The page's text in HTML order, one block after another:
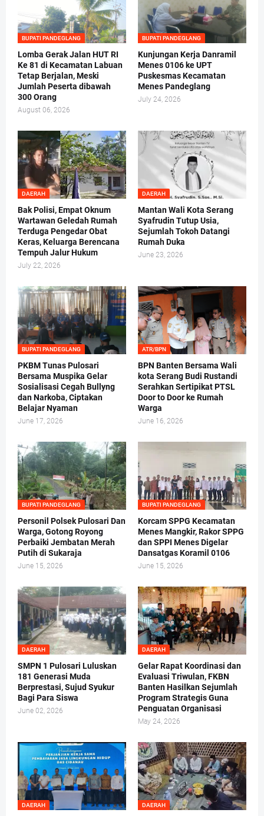
BUPATI PANDEGLANG
Lomba Gerak Jalan HUT RI
Ke 81 di Kecamatan Labuan
Tetap Berjalan, Meski
Jumlah Peserta dibawah
300 Orang
August 06, 2026
BUPATI PANDEGLANG
Kunjungan Kerja Danramil
Menes 0106 ke UPT
Puskesmas Kecamatan
Menes Pandeglang
July 24, 2026
DAERAH
Bak Polisi, Empat Oknum
Wartawan Geledah Rumah
Terduga Pengedar Obat
Keras, Keluarga Berencana
Tempuh Jalur Hukum
July 22, 2026
DAERAH
Mantan Wali Kota Serang
Syafrudin Tutup Usia,
Sejumlah Tokoh Datangi
Rumah Duka
June 23, 2026
BUPATI PANDEGLANG
PKBM Tunas Pulosari
Bersama Muspika Gelar
Sosialisasi Cegah Bullyng
dan Narkoba, Ciptakan
Belajar Nyaman
June 17, 2026
ATR/BPN
BPN Banten Bersama Wali
kota Serang Budi Rustandi
Serahkan Sertipikat PTSL
Door to Door ke Rumah
Warga
June 16, 2026
BUPATI PANDEGLANG
Personil Polsek Pulosari Dan
Warga, Gotong Royong
Perbaiki Jembatan Merah
Putih di Sukaraja
June 15, 2026
BUPATI PANDEGLANG
Korcam SPPG Kecamatan
Menes Mangkir, Rakor SPPG
dan SPPI Menes Digelar
Dansatgas Koramil 0106
June 15, 2026
DAERAH
SMPN 1 Pulosari Luluskan
181 Generasi Muda
Berprestasi, Sujud Syukur
Bagi Para Siswa
June 02, 2026
DAERAH
Gelar Rapat Koordinasi dan
Evaluasi Triwulan, FKBN
Banten Hasilkan Sejumlah
Program Strategis Guna
Penguatan Organisasi
May 24, 2026
DAERAH DAERAH